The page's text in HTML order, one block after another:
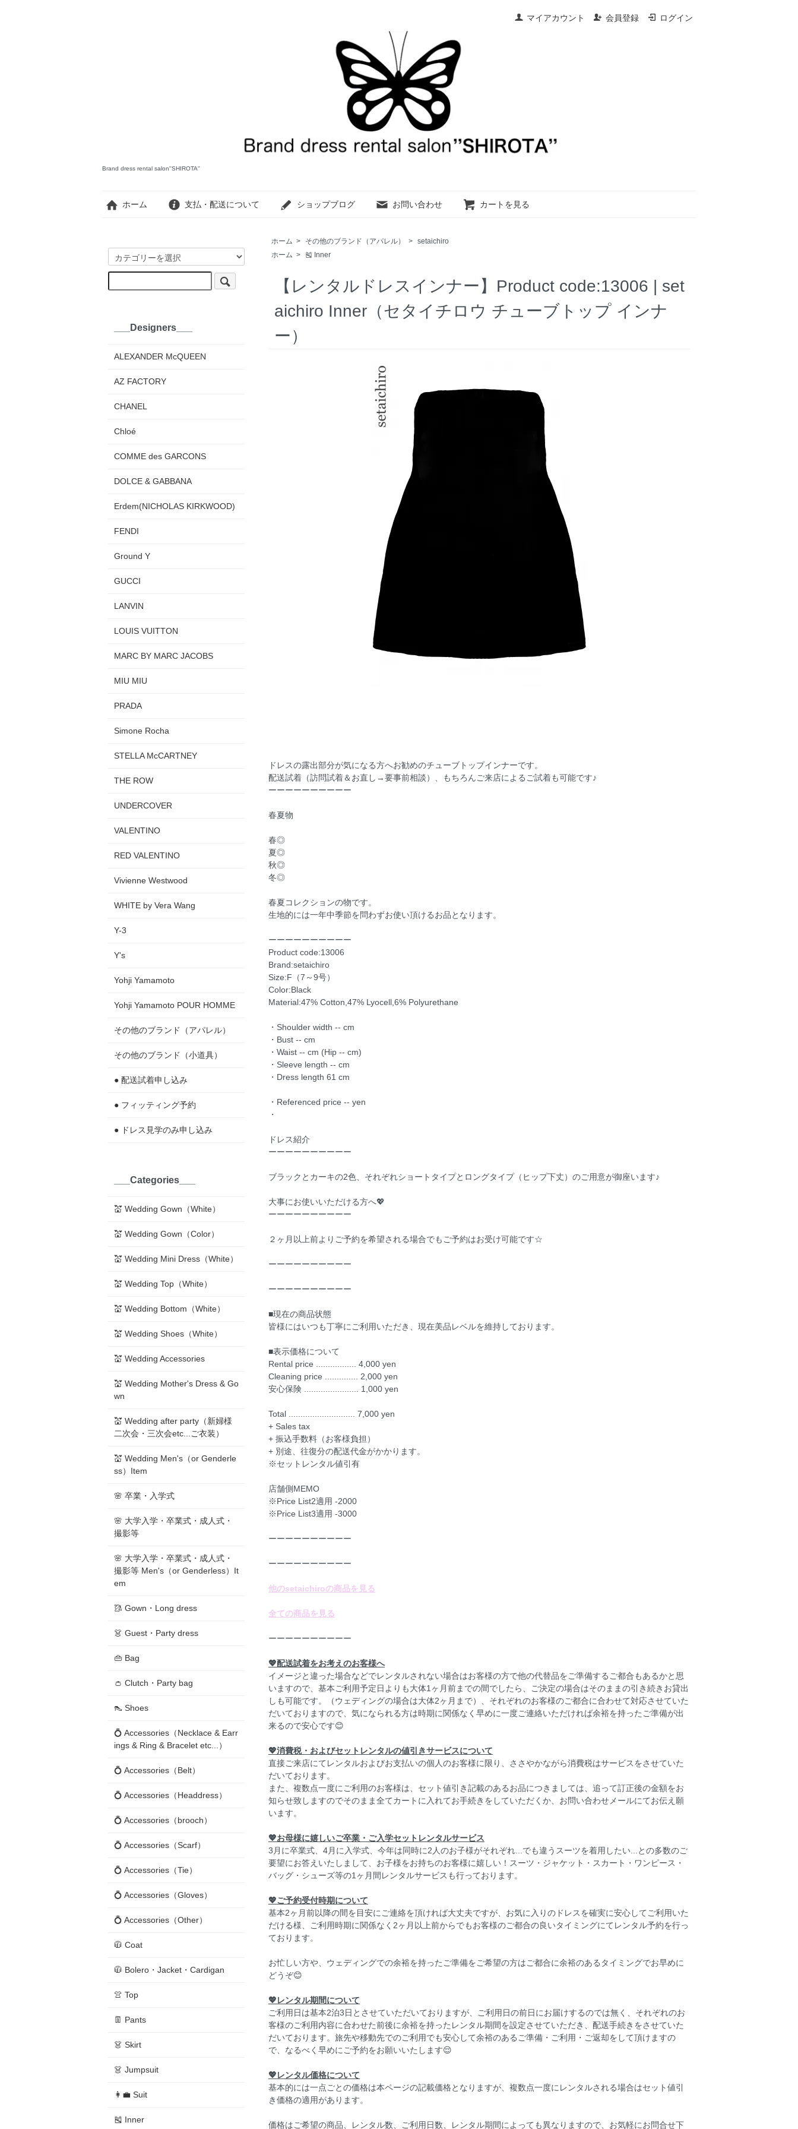
マイアカウント 会員登録 ログイン
Brand dress rental salon''SHIROTA''
ホーム 支払・配送について ショップブログ お問い合わせ カートを見る
ホーム > その他のブランド（アパレル） > setaichiro
ホーム > 🎽 Inner
【レンタルドレスインナー】Product code:13006 | set
aichiro Inner（セタイチロウ チューブトップ インナ
ー）
ドレスの露出部分が気になる方へお勧めのチューブトップインナーです。
配送試着（訪問試着＆お直し→要事前相談）、もちろんご来店によるご試着も可能です♪
ーーーーーーーーーー
春夏物
春◎
夏◎
秋◎
冬◎
春夏コレクションの物です。
生地的には一年中季節を問わずお使い頂けるお品となります。
ーーーーーーーーーー
Product code:13006
Brand:setaichiro
Size:F（7～9号）
Color:Black
Material:47% Cotton,47% Lyocell,6% Polyurethane
・Shoulder width -- cm
・Bust -- cm
・Waist -- cm (Hip -- cm)
・Sleeve length -- cm
・Dress length 61 cm
・Referenced price -- yen
・
ドレス紹介
ーーーーーーーーーー
ブラックとカーキの2色、それぞれショートタイプとロングタイプ（ヒップ下丈）のご用意が御座います♪
大事にお使いいただける方へ💖
ーーーーーーーーーー
２ヶ月以上前よりご予約を希望される場合でもご予約はお受け可能です☆
ーーーーーーーーーー
ーーーーーーーーーー
■現在の商品状態
皆様にはいつも丁寧にご利用いただき、現在美品レベルを維持しております。
■表示価格について
Rental price ................. 4,000 yen
Cleaning price .............. 2,000 yen
安心保険 ....................... 1,000 yen
Total ............................ 7,000 yen
+ Sales tax
+ 振込手数料（お客様負担）
+ 別途、往復分の配送代金がかかります。
※セットレンタル値引有
店舗側MEMO
※Price List2適用 -2000
※Price List3適用 -3000
ーーーーーーーーーー
ーーーーーーーーーー
他のsetaichiroの商品を見る
全ての商品を見る
ーーーーーーーーーー
💖配送試着をお考えのお客様へ
イメージと違った場合などでレンタルされない場合はお客様の方で他の代替品をご準備するご都合もあるかと思
いますので、基本ご利用予定日よりも大体1ヶ月前までの間でしたら、ご決定の場合はそのままの引き続きお貸出
しも可能です。（ウェディングの場合は大体2ヶ月まで）、それぞれのお客様のご都合に合わせて対応させていた
だいておりますので、気になられる方は時期に関係なく早めに一度ご連絡いただければ余裕を持ったご準備が出
来るので安心です😊
💖消費税・およびセットレンタルの値引きサービスについて
直接ご来店にてレンタルおよびお支払いの個人のお客様に限り、ささやかながら消費税はサービスをさせていた
だいております。
また、複数点一度にご利用のお客様は、セット値引き記載のあるお品につきましては、追って訂正後の金額をお
知らせ致しますのでそのまま全てカートに入れてお手続きをしていただくか、お問い合わせメールにてお伝え願
います。
💖お母様に嬉しいご卒業・ご入学セットレンタルサービス
3月に卒業式、4月に入学式、今年は同時に2人のお子様がそれぞれ...でも違うスーツを着用したい...との多数のご
要望にお答えいたしまして、お子様をお持ちのお客様に嬉しい！スーツ・ジャケット・スカート・ワンピース・
バッグ・シューズ等の1ヶ月間レンタルサービスも行っております。
💖ご予約受付時期について
基本2ヶ月前以降の間を目安にご連絡を頂ければ大丈夫ですが、お気に入りのドレスを確実に安心してご利用いた
だける様、ご利用時期に関係なく2ヶ月以上前からでもお客様のご都合の良いタイミングにてレンタル予約を行っ
ております。
お忙しい方や、ウェディングでの余裕を持ったご準備をご希望の方はご都合に余裕のあるタイミングでお早めに
どうぞ😊
💖レンタル期間について
ご利用日は基本2泊3日とさせていただいておりますが、ご利用日の前日にお届けするのでは無く、それぞれのお
客様のご利用内容に合わせた前後に余裕を持ったレンタル期間を設定させていただき、配送手続きをさせていた
だいております。旅先や移動先でのご利用でも安心して余裕のあるご準備・ご利用・ご返却をして頂けますの
で、なるべく早めにご予約をお願いいたします😌
💖レンタル価格について
基本的には一点ごとの価格は本ページの記載価格となりますが、複数点一度にレンタルされる場合はセット値引
き価格の適用があります。
価格はご希望の商品、レンタル数、ご利用日数、レンタル期間によっても異なりますので、お気軽にお問合せ下
___Designers___
ALEXANDER McQUEEN
AZ FACTORY
CHANEL
Chloé
COMME des GARCONS
DOLCE & GABBANA
Erdem(NICHOLAS KIRKWOOD)
FENDI
Ground Y
GUCCI
LANVIN
LOUIS VUITTON
MARC BY MARC JACOBS
MIU MIU
PRADA
Simone Rocha
STELLA McCARTNEY
THE ROW
UNDERCOVER
VALENTINO
RED VALENTINO
Vivienne Westwood
WHITE by Vera Wang
Y-3
Y's
Yohji Yamamoto
Yohji Yamamoto POUR HOMME
その他のブランド（アパレル）
その他のブランド（小道具）
● 配送試着申し込み
● フィッティング予約
● ドレス見学のみ申し込み
___Categories___
💒 Wedding Gown（White）
💒 Wedding Gown（Color）
💒 Wedding Mini Dress（White）
💒 Wedding Top（White）
💒 Wedding Bottom（White）
💒 Wedding Shoes（White）
💒 Wedding Accessories
💒 Wedding Mother's Dress & Go
wn
💒 Wedding after party（新婦様
二次会・三次会etc...ご衣装）
💒 Wedding Men's（or Genderle
ss）Item
🌸 卒業・入学式
🌸 大学入学・卒業式・成人式・
撮影等
🌸 大学入学・卒業式・成人式・
撮影等 Men's（or Genderless）It
em
🥻 Gown・Long dress
👗 Guest・Party dress
👜 Bag
👛 Clutch・Party bag
👠 Shoes
💍 Accessories（Necklace & Earr
ings & Ring & Bracelet etc...）
💍 Accessories（Belt）
💍 Accessories（Headdress）
💍 Accessories（brooch）
💍 Accessories（Scarf）
💍 Accessories（Tie）
💍 Accessories（Gloves）
💍 Accessories（Other）
🧥 Coat
🧥 Bolero・Jacket・Cardigan
👚 Top
👖 Pants
👗 Skirt
👗 Jumpsuit
👩‍💼 Suit
🎽 Inner